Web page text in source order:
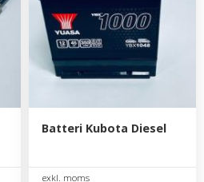
Batteri Kubota Diesel